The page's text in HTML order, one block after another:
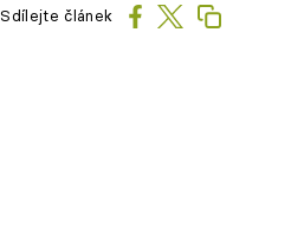
Sdílejte článek